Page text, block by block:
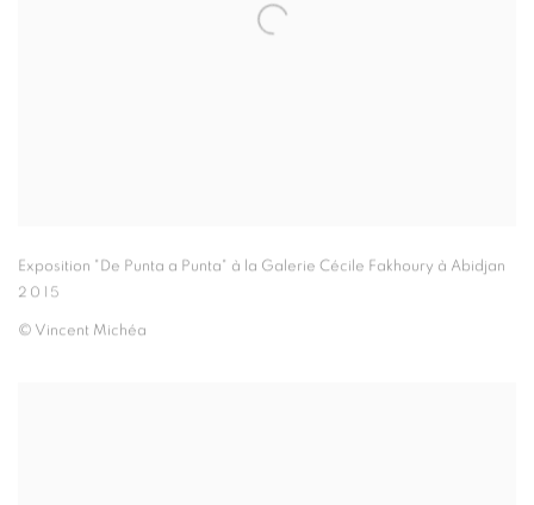
Exposition "De Punta a Punta" à la Galerie Cécile Fakhoury à Abidjan
2015
© Vincent Michéa